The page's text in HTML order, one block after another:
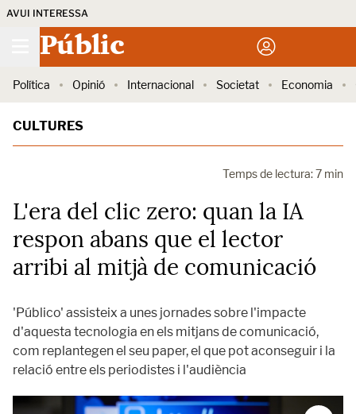
AVUI INTERESSA
Públic
Política Opinió Internacional Societat Economia
CULTURES
Temps de lectura: 7 min
L'era del clic zero: quan la IA
respon abans que el lector
arribi al mitjà de comunicació
'Público' assisteix a unes jornades sobre l'impacte
d'aquesta tecnologia en els mitjans de comunicació,
com replantegen el seu paper, el que pot aconseguir i la
relació entre els periodistes i l'audiència